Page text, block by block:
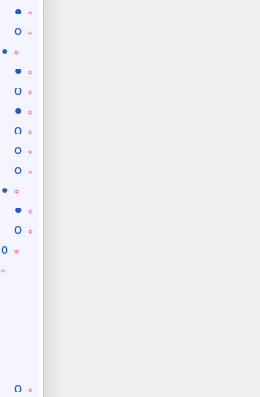
☼
●
☼
o
☼
●
☼
●
☼
o
☼
●
☼
o
☼
o
☼
o
☼
●
☼
●
☼
o
☼
o
☼
☼
o